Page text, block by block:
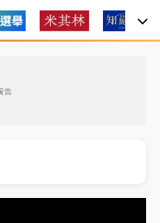
告
以北防豪雨 今晚、明天影